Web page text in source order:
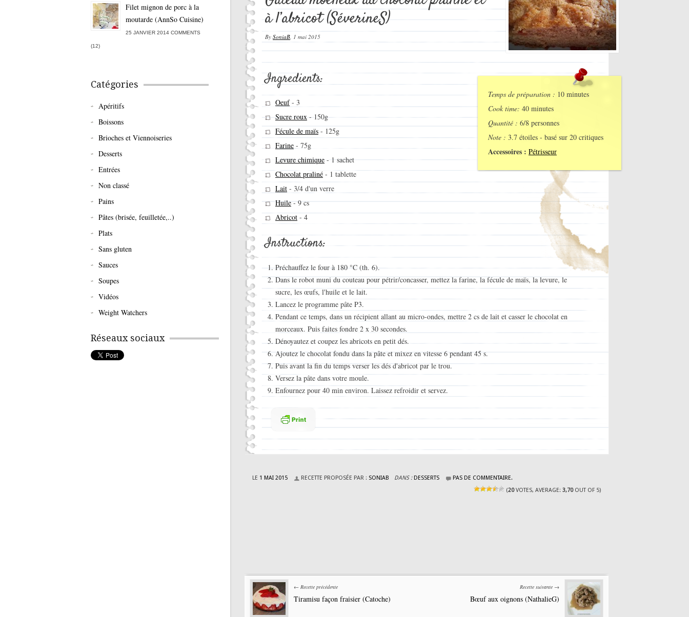
à l’abricot (SéverineS)
By SoniaB, 1 mai 2015
Temps de préparation : 10 minutes
Cook time: 40 minutes
Quantité : 6/8 personnes
Note : 3.7 étoiles - basé sur 20 critiques
Accessoires : Pétrisseur
Ingredients:
Oeuf- 3
Sucre roux - 150g
Fécule de maïs - 125g
Farine - 75g
Levure chimique - 1 sachet
Chocolat praliné - 1 tablette
Lait - 3/4 d'un verre
Huile - 9 cs
Abricot - 4
Instructions:
Préchauffez le four à 180 °C (th. 6).
Dans le robot muni du couteau pour pétrir/concasser, mettez la farine, la fécule de maïs, la levure, le
sucre, les œufs, l'huile et le lait.
Lancez le programme pâte P3.
Pendant ce temps, dans un récipient allant au micro-ondes, mettre 2 cs de lait et casser le chocolat en
morceaux. Puis faites fondre 2 x 30 secondes.
Dénoyautez et coupez les abricots en petit dés.
Ajoutez le chocolat fondu dans la pâte et mixez en vitesse 6 pendant 45 s.
Puis avant la fin du temps verser les dés d'abricot par le trou.
Versez la pâte dans votre moule.
Enfournez pour 40 min environ. Laissez refroidir et servez.
LE 1 MAI 2015 RECETTE PROPOSÉE PAR : SONIAB DANS : DESSERTS
PAS DE COMMENTAIRE.
(20VOTES, AVERAGE: 3,70OUT OF 5)
← Recette précédente
Tiramisu façon fraisier (Catoche)
Recette suivante →
Bœuf aux oignons (NathalieG)
Filet mignon de porc à la
moutarde (AnnSo Cuisine)
25 JANVIER 2014 COMMENTS
(12)
Catégories
Apéritifs
Boissons
Brioches et Viennoiseries
Desserts
Entrées
Non classé
Pains
Pâtes (brisée, feuilletée,..)
Plats
Sans gluten
Sauces
Soupes
Vidéos
Weight Watchers
Réseaux sociaux